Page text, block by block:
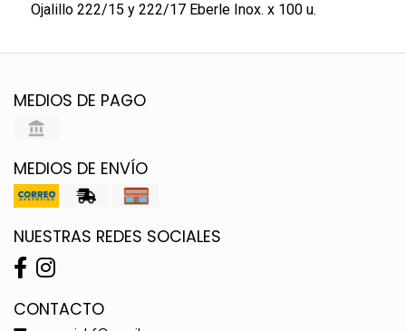
Ojalillo 222/15 y 222/17 Eberle Inox. x 100 u.
MEDIOS DE PAGO
MEDIOS DE ENVÍO
NUESTRAS REDES SOCIALES
CONTACTO